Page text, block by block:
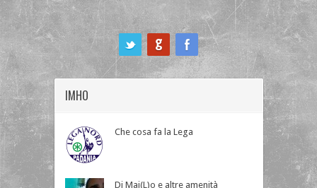
IMHO
Che cosa fa la Lega
Di Mai(L)o e altre amenità